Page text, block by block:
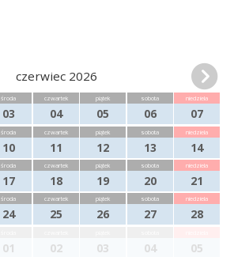
czerwiec 2026
środa
03
czwartek
04
piątek
05
sobota
06
niedziela
07
środa
10
czwartek
11
piątek
12
sobota
13
niedziela
14
środa
17
czwartek
18
piątek
19
sobota
20
niedziela
21
środa
24
czwartek
25
piątek
26
sobota
27
niedziela
28
01 02 03 04 05